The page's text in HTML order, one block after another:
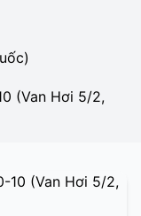
(Van Hơi 5/2,